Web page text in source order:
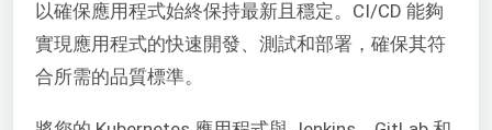
以確保應用程式始終保持最新且穩定。CI/CD 能夠
實現應用程式的快速開發、測試和部署，確保其符
合所需的品質標準。